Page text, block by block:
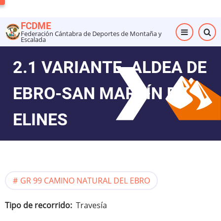
al
contenido
principal
FCDME
Federación Cántabra de Deportes de Montaña y
Escalada
2.1 VARIANTE. ALDEA DE
EBRO-SAN MARTÍN DE
ELINES
GR 99 CAMINO NATURAL DEL EBRO
Tipo de recorrido Travesía